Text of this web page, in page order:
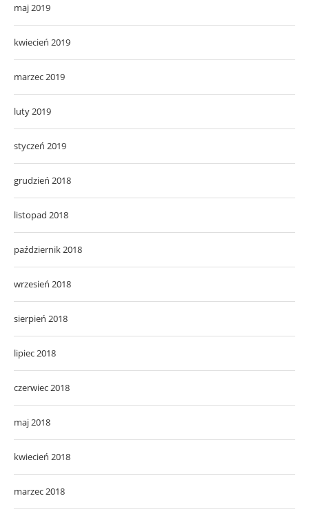
maj 2019
kwiecień 2019
marzec 2019
luty 2019
styczeń 2019
grudzień 2018
listopad 2018
październik 2018
wrzesień 2018
sierpień 2018
lipiec 2018
czerwiec 2018
maj 2018
kwiecień 2018
marzec 2018